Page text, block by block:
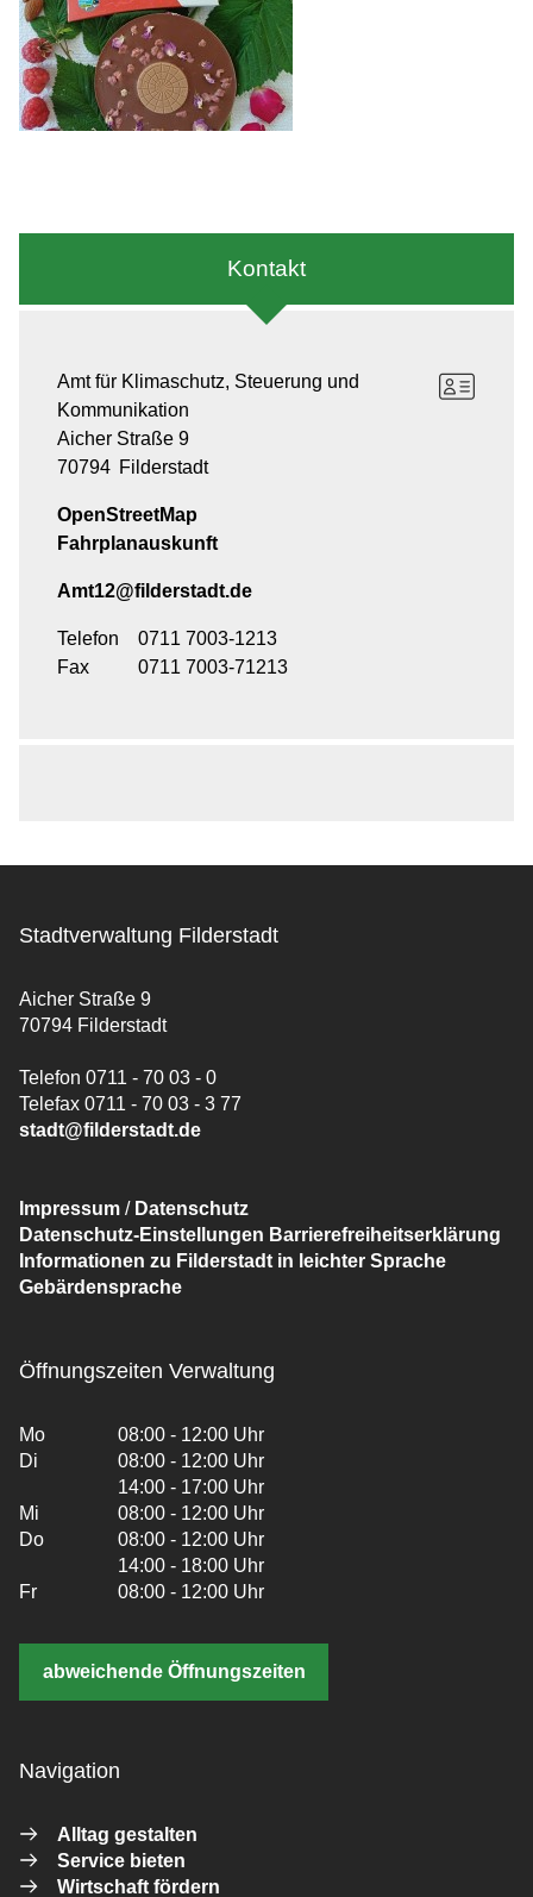
Kontakt
Amt für Klimaschutz, Steuerung und
Kommunikation
Aicher Straße 9
70794 Filderstadt
OpenStreetMap
Fahrplanauskunft
Amt12@filderstadt.de
Telefon
0711 7003-1213
Fax
0711 7003-71213
Stadtverwaltung Filderstadt
Aicher Straße 9
70794 Filderstadt
Telefon 0711 - 70 03 - 0
Telefax 0711 - 70 03 - 3 77
stadt@filderstadt.de
Impressum / Datenschutz
Datenschutz-Einstellungen Barrierefreiheitserklärung
Informationen zu Filderstadt in leichter Sprache
Gebärdensprache
Öffnungszeiten Verwaltung
Mo
08:00 - 12:00 Uhr
Di
08:00 - 12:00 Uhr
14:00 - 17:00 Uhr
Mi
08:00 - 12:00 Uhr
Do
08:00 - 12:00 Uhr
14:00 - 18:00 Uhr
Fr
08:00 - 12:00 Uhr
abweichende Öffnungszeiten
Navigation
Alltag gestalten
Service bieten
Wirtschaft fördern